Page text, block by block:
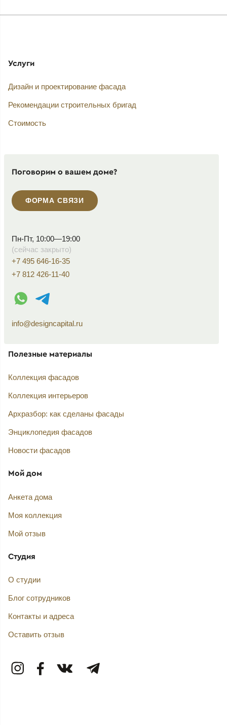
Услуги
Дизайн и проектирование фасада
Рекомендации строительных бригад
Стоимость
Поговорим о вашем доме?
ФОРМА СВЯЗИ
Пн-Пт, 10:00—19:00
(сейчас закрыто)
+7 495 646-16-35
+7 812 426-11-40
WhatsApp контакт
Telegram контакт
info@designcapital.ru
Полезные материалы
Коллекция фасадов
Коллекция интерьеров
Архразбор: как сделаны фасады
Энциклопедия фасадов
Новости фасадов
Мой дом
Анкета дома
Моя коллекция
Мой отзыв
Студия
О студии
Блог сотрудников
Контакты и адреса
Оставить отзыв